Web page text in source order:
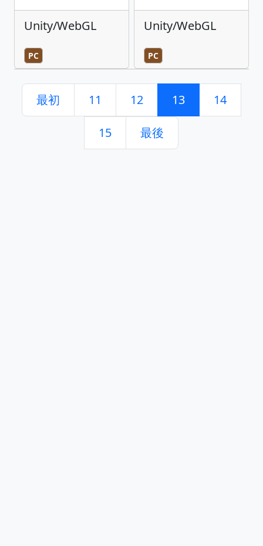
Unity/WebGL
PC
Unity/WebGL
PC
最初 11 12 13 14
15 最後